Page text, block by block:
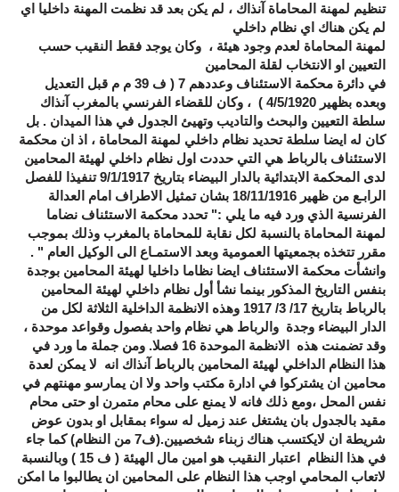
تنظيم لمهنة المحاماة آنذاك ، لم يكن بعد قد نظمت المهنة داخليا اي
لم يكن هناك اي نظام داخلي
لمهنة المحاماة لعدم وجود هيئة ، وكان يوجد فقط النقيب حسب
التعيين او الانتخاب لقلة المحامين
في دائرة محكمة الاستئناف وعددهم 7 ( ف 39 م م قبل التعديل
وبعده بظهير 4/5/1920 ) ، وكان للقضاء الفرنسي بالمغرب آنذاك
سلطة التعيين والبحث والتاديب وتهيئ الجدول في هذا الميدان . بل
كان له ايضا سلطة تحديد نظام داخلي لمهنة المحاماة ، اذ ان محكمة
الاستئناف بالرباط هي التي حددت اول نظام داخلي لهيئة المحامين
لدى المحكمة الابتدائية بالدار البيضاء بتاريخ 9/1/1917 تنفيذا للفصل
الرابـع من ظهير 18/11/1916 بشان تمثيل الاطراف امام العدالة
الفرنسية الذي ورد فيه ما يلي :" تحدد محكمة الاستئناف نضاما
لمهنة المحاماة بالنسبة لكل نقابة للمحاماة بالمغرب وذلك بموجب
مقرر تتخذه بجمعيتها العمومية وبعد الاستمـاع الى الوكيل العام " .
وانشأت محكمة الاستئناف ايضا نظاما داخليا لهيئة المحامين بوجدة
بنفس التاريخ المذكور بينما نشأ أول نظام داخلي لهيئة المحامين
بالرباط بتاريخ 17/ 3/ 1917 وهذه الانظمة الداخلية الثلاثة لكل من
الدار البيضاء وجدة والرباط هي نظام واحد بفصول وقواعد موحدة ،
وقد تضمنت هذه الانظمة الموحدة 16 فصلا. ومن جملة ما ورد في
هذا النظام الداخلي لهيئة المحامين بالرباط آنذاك انه لا يمكن لعدة
محامين ان يشتركوا في ادارة مكتب واحد ولا ان يمارسو مهنتهم في
نفس المحل ،ومع ذلك فانه لا يمنع على محام متمرن او حتى محام
مقيد بالجدول بان يشتغل عند زميل له سواء بمقابل او بدون عوض
شريطة ان لايكتسب هناك زبناء شخصيين.(ف7 من النظام) كما جاء
في هذا النظام اعتبار النقيب هو امين مال الهيئة ( ف 15 ) وبالنسبة
لاتعاب المحامي اوجب هذا النظام على المحامين ان يطالبوا ما امكن